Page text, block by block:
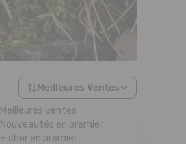
Meilleures Ventes
Meilleures ventes
Nouveautés en premier
+ cher en premier